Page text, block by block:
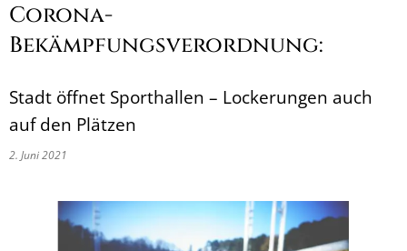
Corona-
Bekämpfungsverordnung:
Stadt öffnet Sporthallen – Lockerungen auch
auf den Plätzen
2. Juni 2021